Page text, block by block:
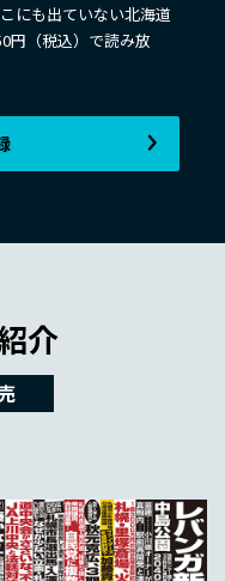
にも出ていない北海道
円（税込）で読み放
介